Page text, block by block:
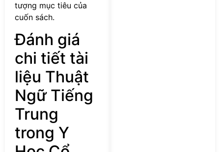
tượng mục tiêu của
cuốn sách.
Đánh giá
chi tiết tài
liệu Thuật
Ngữ Tiếng
Trung
trong Y